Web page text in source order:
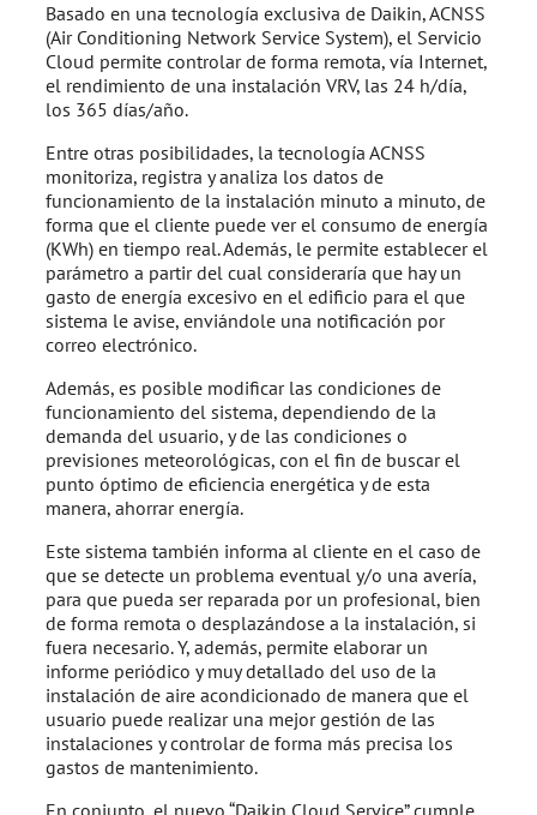
Basado en una tecnología exclusiva de Daikin, ACNSS
(Air Conditioning Network Service System), el Servicio
Cloud permite controlar de forma remota, vía Internet,
el rendimiento de una instalación VRV, las 24 h/día,
los 365 días/año.
Entre otras posibilidades, la tecnología ACNSS
monitoriza, registra y analiza los datos de
funcionamiento de la instalación minuto a minuto, de
forma que el cliente puede ver el consumo de energía
(KWh) en tiempo real. Además, le permite establecer el
parámetro a partir del cual consideraría que hay un
gasto de energía excesivo en el edificio para el que
sistema le avise, enviándole una notificación por
correo electrónico.
Además, es posible modificar las condiciones de
funcionamiento del sistema, dependiendo de la
demanda del usuario, y de las condiciones o
previsiones meteorológicas, con el fin de buscar el
punto óptimo de eficiencia energética y de esta
manera, ahorrar energía.
Este sistema también informa al cliente en el caso de
que se detecte un problema eventual y/o una avería,
para que pueda ser reparada por un profesional, bien
de forma remota o desplazándose a la instalación, si
fuera necesario. Y, además, permite elaborar un
informe periódico y muy detallado del uso de la
instalación de aire acondicionado de manera que el
usuario puede realizar una mejor gestión de las
instalaciones y controlar de forma más precisa los
gastos de mantenimiento.